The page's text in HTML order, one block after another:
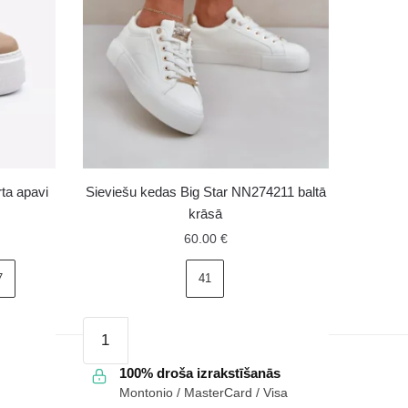
apavi
Sieviešu kedas Big Star NN274211 baltā
krāsā
60.00 €
41
kedas
Big
100% droša izrakstīšanās
Montonio / MasterCard / Visa